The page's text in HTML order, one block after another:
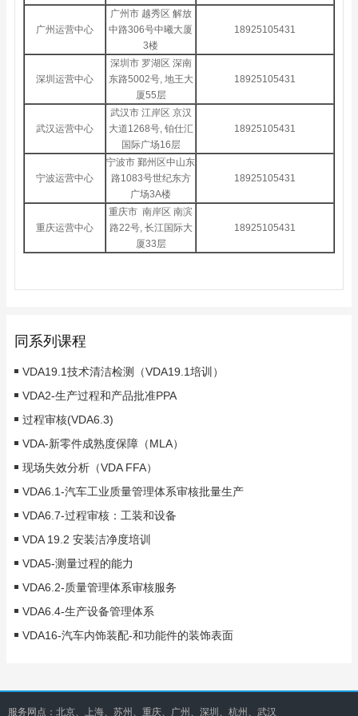
广州运营中心
广州市 越秀区 解放
中路306号中曦大厦
3楼
18925105431
深圳运营中心
深圳市 罗湖区 深南
东路5002号, 地王大
厦55层
18925105431
武汉运营中心
武汉市 江岸区 京汉
大道1268号, 铂仕汇
国际广场16层
18925105431
宁波运营中心
宁波市 鄞州区中山东
路1083号世纪东方
广场3A楼
18925105431
重庆运营中心
重庆市 南岸区 南滨
路22号, 长江国际大
厦33层
18925105431
同系列课程
VDA19.1技术清洁检测（VDA19.1培训）
VDA2-生产过程和产品批准PPA
过程审核(VDA6.3)
VDA-新零件成熟度保障（MLA）
现场失效分析（VDA FFA）
VDA6.1-汽车工业质量管理体系审核批量生产
VDA6.7-过程审核：工装和设备
VDA 19.2 安装洁净度培训
VDA5-测量过程的能力
VDA6.2-质量管理体系审核服务
VDA6.4-生产设备管理体系
VDA16-汽车内饰装配-和功能件的装饰表面
服务网点：北京、上海、苏州、重庆、广州、深圳、杭州、武汉